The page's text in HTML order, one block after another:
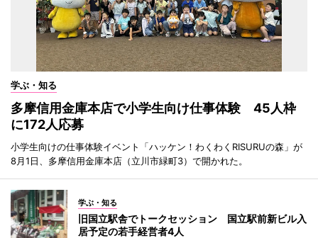
学ぶ・知る
多摩信用金庫本店で小学生向け仕事体験 45人枠
に172人応募
小学生向けの仕事体験イベント「ハッケン！わくわくRISURUの森」が
8月1日、多摩信用金庫本店（立川市緑町3）で開かれた。
学ぶ・知る
旧国立駅舎でトークセッション 国立駅前新ビル入
居予定の若手経営者4人